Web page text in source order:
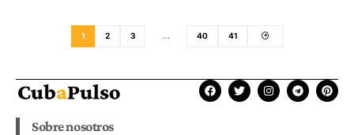
1 2 3 … 40 41
Sobre nosotros